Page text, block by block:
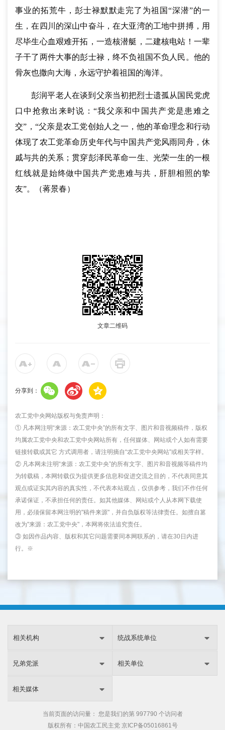
事业的拓荒牛，彭士禄默默走完了为祖国“深潜”的一
生，在四川的深山中奋斗，在大亚湾的工地中拼搏，用
尽毕生心血艰难开拓，一造核潜艇，二建核电站！一辈
子干了两件大事的彭士禄，终不负祖国不负人民。他的
骨灰也撒向大海，永远守护着祖国的海洋。
彭润平老人在谈到父亲当初把烈士遗孤从国民党虎
口中抢救出来时说：“我父亲和中国共产党是患难之
交”，“父亲是农工党创始人之一，他的革命理念和行动
体现了农工党革命历史年代与中国共产党风雨同舟，休
戚与共的关系；贯穿彭泽民革命一生、光荣一生的一根
红线就是始终做中国共产党患难与共，肝胆相照的挚
友”。（蒋景春）
文章二维码
分享到：
农工党中央网站版权与免责声明：
① 凡本网注明“来源：农工党中央”的所有文字、图片和音视频稿件，版权
均属农工党中央和农工党中央网站所有，任何媒体、网站或个人如有需要
链接转载或其它 方式调用者，请注明摘自“农工党中央网站”或相关字样。
② 凡本网未注明“来源：农工党中央”的所有文字、图片和音视频等稿件均
为转载稿，本网转载仅为提供更多信息和促进交流之目的，不代表同意其
观点或证实其内容的真实性，不代表本站观点，仅供参考，我们不作任何
承诺保证，不承担任何的责任。如其他媒体、网站或个人从本网下载使
用，必须保留本网注明的"稿件来源"，并自负版权等法律责任。如擅自篡
改为"来源：农工党中央"，本网将依法追究责任。
③ 如因作品内容、版权和其它问题需要同本网联系的，请在30日内进
行。※
相关机构 统战系统单位
兄弟党派 相关单位
相关媒体
当前页面的访问量： 您是我们的第 997790 个访问者
版权所有：中国农工民主党 京ICP备05016861号